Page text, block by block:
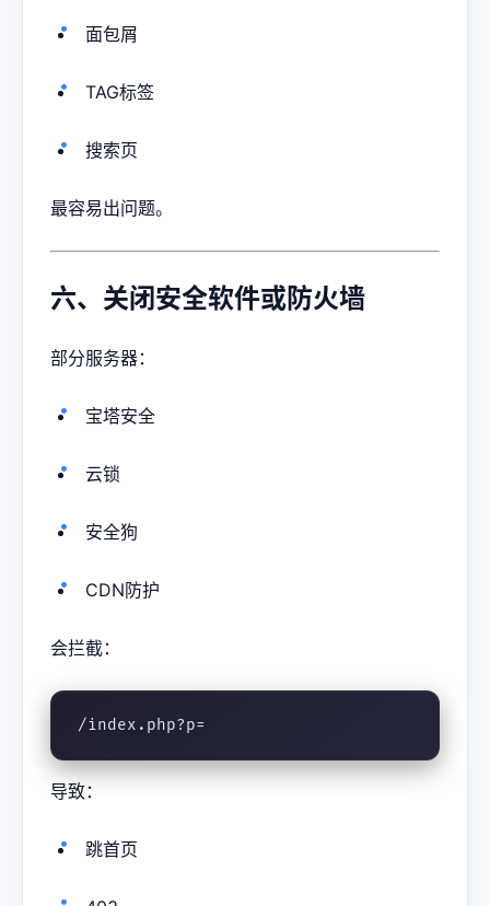
面包屑
TAG标签
搜索页
最容易出问题。
六、关闭安全软件或防火墙
部分服务器：
宝塔安全
云锁
安全狗
CDN防护
会拦截：
/index.php?p=
导致：
跳首页